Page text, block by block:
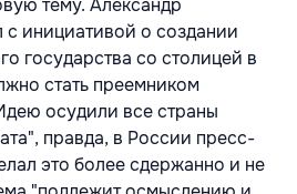
с инициативой о создании
государства со столицей в
стать преемником
осудили все страны
правда, в России пресс-
это более сдержанно и не